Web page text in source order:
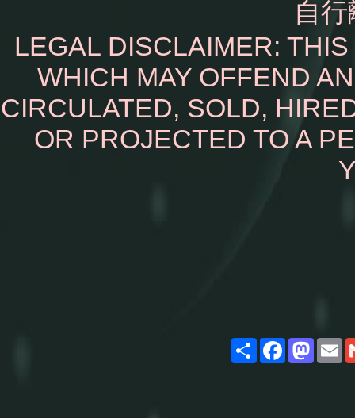
自
LEGAL DISCLAIMER:
WHICH MAY OFFEND
CIRCULATED, SOLD,
OR PROJECTED TO A
ShareFacebook